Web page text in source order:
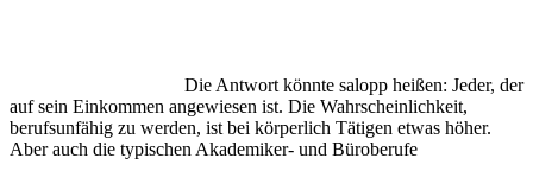
Die Antwort könnte salopp heißen: Jeder, der
auf sein Einkommen angewiesen ist. Die Wahrscheinlichkeit,
berufsunfähig zu werden, ist bei körperlich Tätigen etwas höher.
Aber auch die typischen Akademiker- und Büroberufe